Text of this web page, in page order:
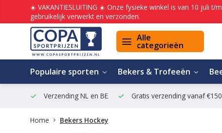
☀️ VAKANTIESLUITING ☀️ Onze fysieke winkel is van 10 juli
gebruikelijk verwerkt en verzonden.
Alle
categorieën
Populaire sporten Bekers & Trofeeën
Verzending NL en BE Gratis verzending vanaf
Home Bekers Hockey